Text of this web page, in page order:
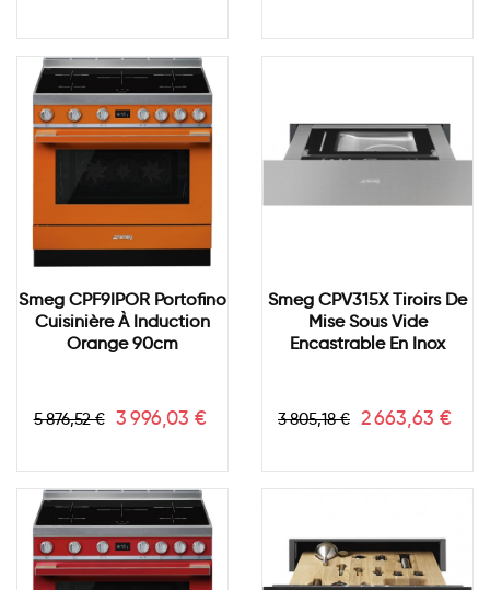
Smeg CPF9IPOR Portofino
Cuisinière À Induction
Orange 90cm
Prix
5 876,52 € Prix
3 996,03 €
Smeg CPV315X Tiroirs De
Mise Sous Vide
Encastrable En Inox
Prix
3 805,18 € Prix
2 663,63 €